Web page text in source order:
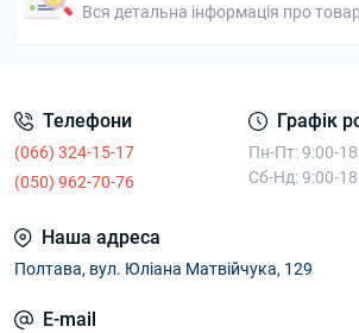
Вся детальна інформація про товар
Телефони
(066) 324-15-17
(050) 962-70-76
Графік
Пн-Пт: 9:00-
Сб-Нд: 9:00-
Наша адреса
Полтава, вул. Юліана Матвійчука, 129
E-mail